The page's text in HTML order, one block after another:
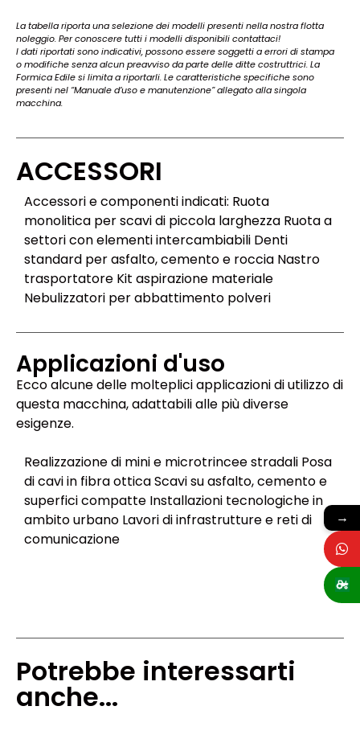
La tabella riporta una selezione dei modelli presenti nella nostra flotta
noleggio. Per conoscere tutti i modelli disponibili contattaci!
I dati riportati sono indicativi, possono essere soggetti a errori di stampa
o modifiche senza alcun preavviso da parte delle ditte costruttrici. La
Formica Edile si limita a riportarli. Le caratteristiche specifiche sono
presenti nel “Manuale d’uso e manutenzione” allegato alla singola
macchina.
ACCESSORI
Accessori e componenti indicati: Ruota
monolitica per scavi di piccola larghezza Ruota a
settori con elementi intercambiabili Denti
standard per asfalto, cemento e roccia Nastro
trasportatore Kit aspirazione materiale
Nebulizzatori per abbattimento polveri
Applicazioni d'uso
Ecco alcune delle molteplici applicazioni di utilizzo di
questa macchina, adattabili alle più diverse
esigenze.
Realizzazione di mini e microtrincee stradali Posa
di cavi in fibra ottica Scavi su asfalto, cemento e
superfici compatte Installazioni tecnologiche in
ambito urbano Lavori di infrastrutture e reti di
comunicazione
Potrebbe interessarti
anche...
→